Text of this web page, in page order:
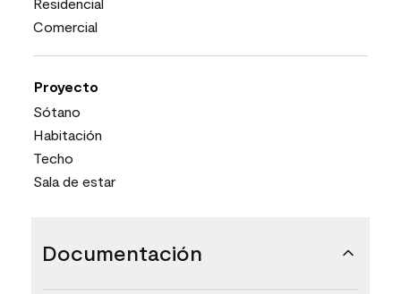
Residencial
Comercial
Proyecto
Sótano
Habitación
Techo
Sala de estar
Documentación